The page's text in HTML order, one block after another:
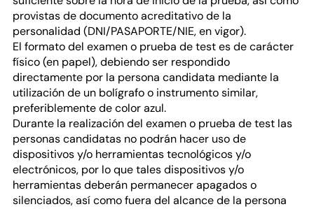
provistas de documento acreditativo de la
personalidad (DNI/PASAPORTE/NIE, en vigor).
El formato del examen o prueba de test es de carácter
físico (en papel), debiendo ser respondido
directamente por la persona candidata mediante la
utilización de un bolígrafo o instrumento similar,
preferiblemente de color azul.
Durante la realización del examen o prueba de test las
personas candidatas no podrán hacer uso de
dispositivos y/o herramientas tecnológicos y/o
electrónicos, por lo que tales dispositivos y/o
herramientas deberán permanecer apagados o
silenciados, así como fuera del alcance de la persona